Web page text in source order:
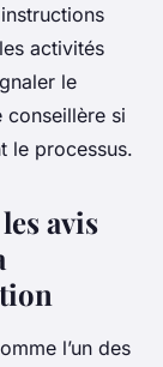
activités
le
conseillère si
le processus.
avis
l’un des